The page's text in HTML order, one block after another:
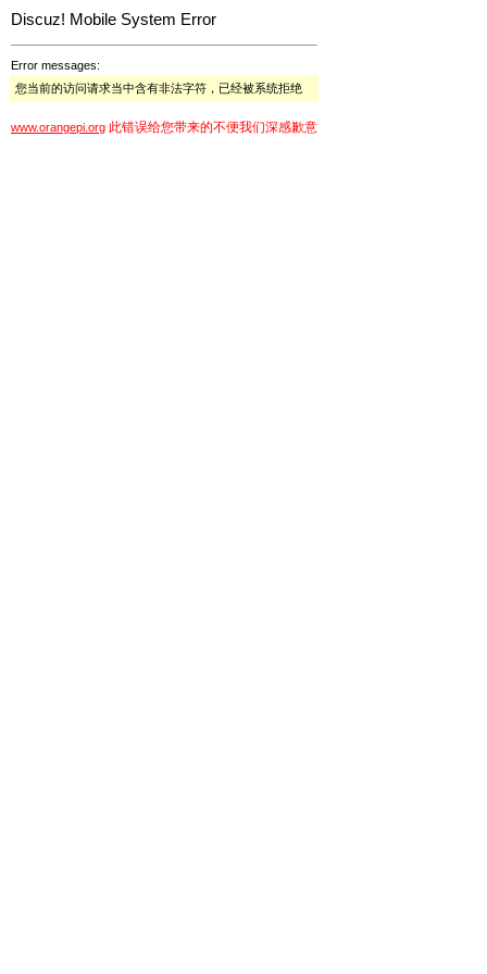
Discuz! Mobile System Error
Error messages:
您当前的访问请求当中含有非法字符，已经被系统拒绝
www.orangepi.org 此错误给您带来的不便我们深感歉意